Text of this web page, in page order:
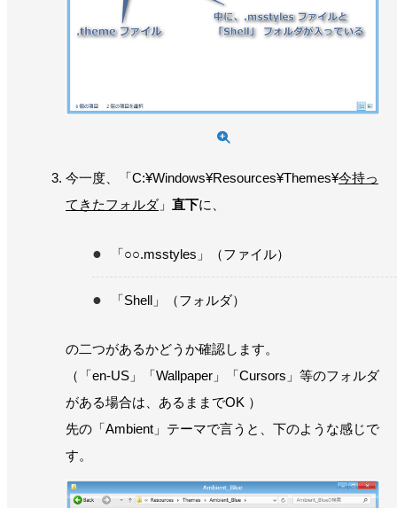
今一度、「C:¥Windows¥Resources¥Themes¥今持っ
てきたフォルダ」 直下に、
「○○.msstyles」（ファイル）
「Shell」（フォルダ）
の二つがあるかどうか確認します。
（「en-US」「Wallpaper」「Cursors」等のフォルダ
がある場合は、あるままでOK ）
先の「Ambient」テーマで言うと、下のような感じで
す。